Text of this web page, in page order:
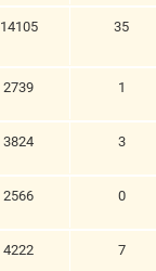
35
14105
1
2739
3
3824
0
2566
7
4222